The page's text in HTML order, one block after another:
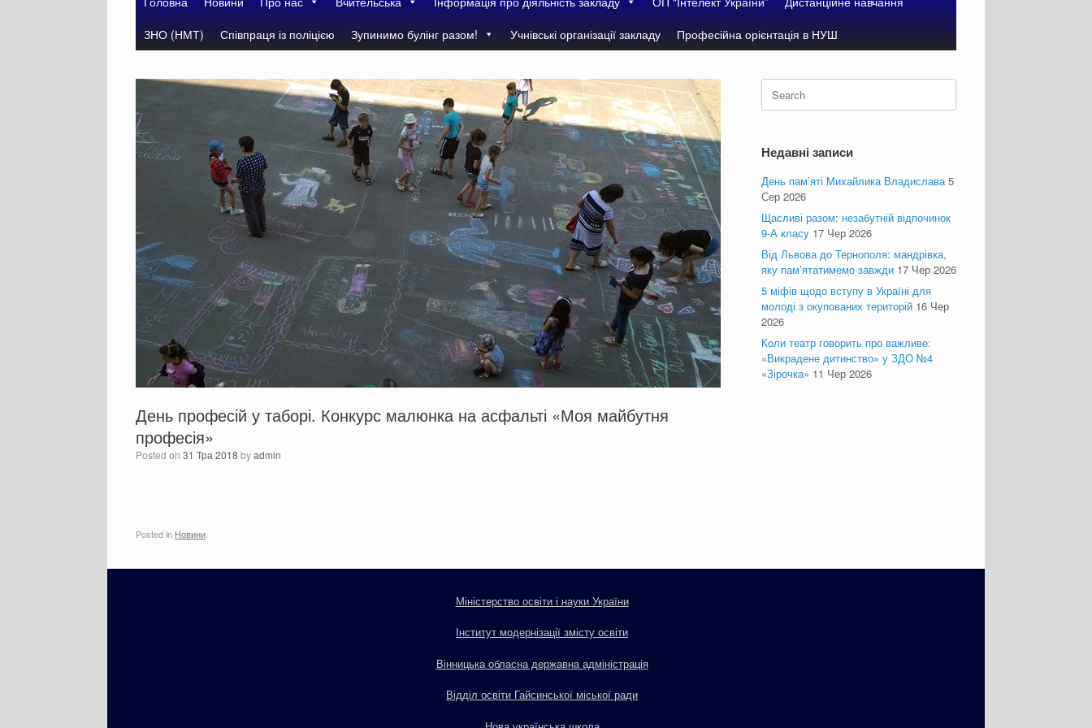
ЗНО (НМТ)
Співпраця із поліцією Зупинимо булінг разом! Учнівські організації закладу Професійна орієнтація в НУШ
День професій у таборі. Конкурс малюнка на асфальті «Моя майбутня
професія»
Posted on 31 Тра 2018 byadmin
Posted in Новини
Search
for:
Недавні записи
День пам’яті Михайлика Владислава 5
Сер 2026
Щасливі разом: незабутній відпочинок
9-А класу 17 Чер 2026
Від Львова до Тернополя: мандрівка,
яку пам’ятатимемо завжди 17 Чер 2026
5 міфів щодо вступу в Україні для
молоді з окупованих територій 16 Чер
2026
Коли театр говорить про важливе:
«Викрадене дитинство» у ЗДО №4
«Зірочка» 11 Чер 2026
Міністерство освіти і науки України
Інститут модернізації змісту освіти
Вінницька обласна державна адміністрація
Відділ освіти Гайсинської міської ради